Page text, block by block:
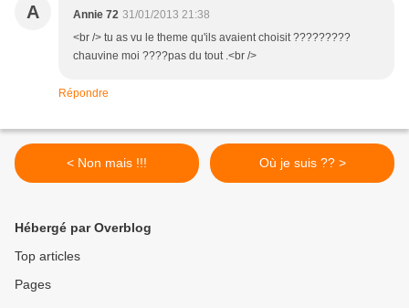
A Annie 72 31/01/2013 21:38
<br /> tu as vu le theme qu'ils avaient choisit ?????????
chauvine moi ????pas du tout .<br />
Répondre
< Non mais !!! Où je suis ?? >
Hébergé par Overblog
Top articles
Pages